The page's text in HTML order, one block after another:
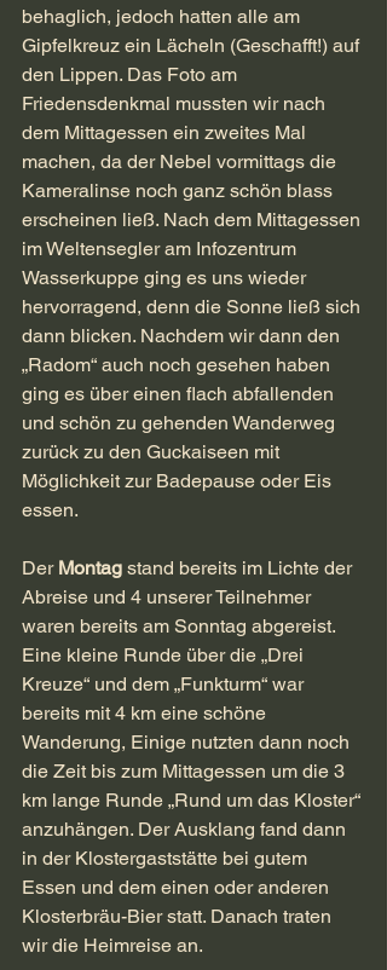
behaglich, jedoch hatten alle am
Gipfelkreuz ein Lächeln (Geschafft!) auf
den Lippen. Das Foto am
Friedensdenkmal mussten wir nach
dem Mittagessen ein zweites Mal
machen, da der Nebel vormittags die
Kameralinse noch ganz schön blass
erscheinen ließ. Nach dem Mittagessen
im Weltensegler am Infozentrum
Wasserkuppe ging es uns wieder
hervorragend, denn die Sonne ließ sich
dann blicken. Nachdem wir dann den
„Radom“ auch noch gesehen haben
ging es über einen flach abfallenden
und schön zu gehenden Wanderweg
zurück zu den Guckaiseen mit
Möglichkeit zur Badepause oder Eis
essen.
Der Montag stand bereits im Lichte der
Abreise und 4 unserer Teilnehmer
waren bereits am Sonntag abgereist.
Eine kleine Runde über die „Drei
Kreuze“ und dem „Funkturm“ war
bereits mit 4 km eine schöne
Wanderung, Einige nutzten dann noch
die Zeit bis zum Mittagessen um die 3
km lange Runde „Rund um das Kloster“
anzuhängen. Der Ausklang fand dann
in der Klostergaststätte bei gutem
Essen und dem einen oder anderen
Klosterbräu-Bier statt. Danach traten
wir die Heimreise an.